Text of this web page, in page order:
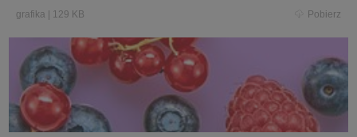
grafika | 129 KB Pobierz